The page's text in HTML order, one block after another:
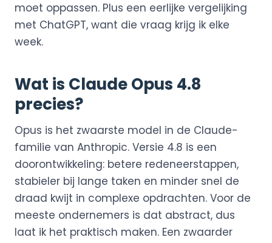
moet oppassen. Plus een eerlijke vergelijking
met ChatGPT, want die vraag krijg ik elke
week.
Wat is Claude Opus 4.8
precies?
Opus is het zwaarste model in de Claude-
familie van Anthropic. Versie 4.8 is een
doorontwikkeling: betere redeneerstappen,
stabieler bij lange taken en minder snel de
draad kwijt in complexe opdrachten. Voor de
meeste ondernemers is dat abstract, dus
laat ik het praktisch maken. Een zwaarder